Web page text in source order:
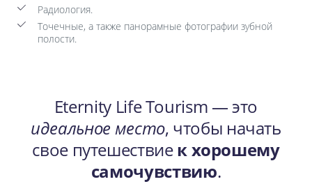
Радиология.
Точечные, а также панорамные фотографии зубной
полости.
Eternity Life Tourism — это
идеальное место, чтобы начать
свое путешествиек хорошему
самочувствию.